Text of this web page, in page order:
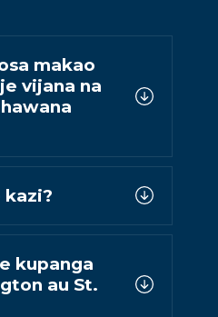
makao
vijana na
kazi?
kupanga
au St.